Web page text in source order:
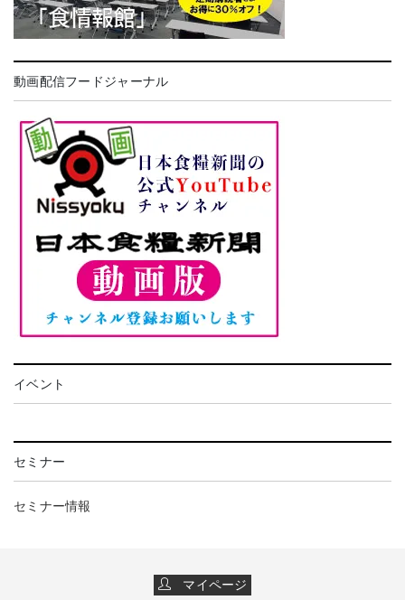
動画配信フードジャーナル
イベント
セミナー
セミナー情報
マイページ